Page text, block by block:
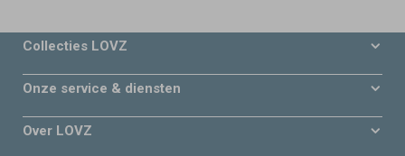
Collecties LOVZ
Onze service & diensten
Over LOVZ